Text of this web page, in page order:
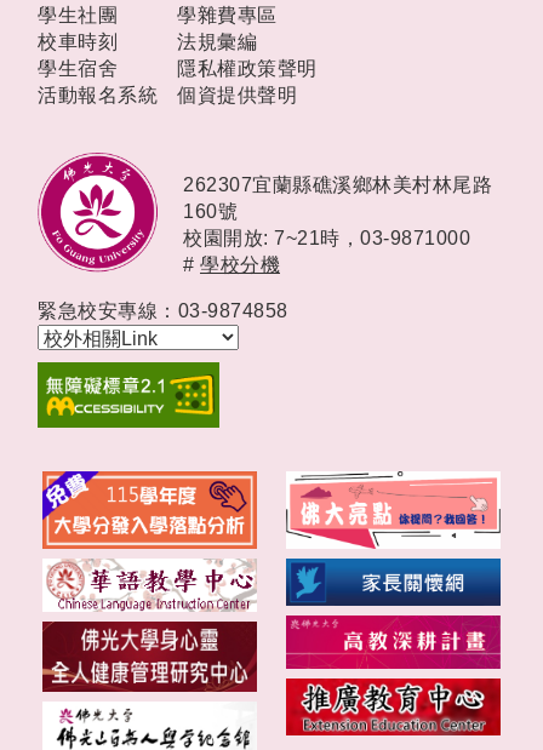
學生社團
校車時刻
學生宿舍
活動報名系統
學雜費專區
法規彙編
隱私權政策聲明
個資提供聲明
262307宜蘭縣礁溪鄉林美村林尾路
160號
校園開放: 7~21時， 03-9871000
# 學校分機
緊急校安專線：03-9874858